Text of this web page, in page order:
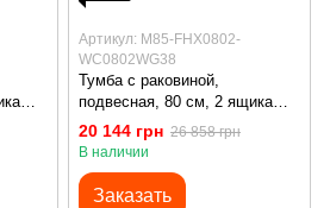
Артикул: M85-FHX0802-
WC0802WG38
Тумба с раковиной,
подвесная, 80 см, 2 ящика
AM.PM M85-FHX0802-
WC0802WG38 X-Joy
20 144 грн 26 858 грн
В наличии
Заказать